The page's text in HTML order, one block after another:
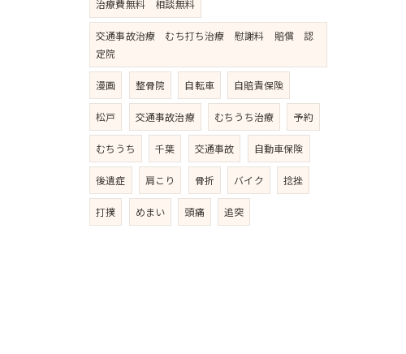
治療費無料 相談無料
交通事故治療 むち打ち治療 慰謝料 賠償 認
定院
漫画 整骨院 自転車 自賠責保険
松戸 交通事故治療 むちうち治療 予約
むちうち 千葉 交通事故 自動車保険
後遺症 肩こり 骨折 バイク 捻挫
打撲 めまい 頭痛 追突